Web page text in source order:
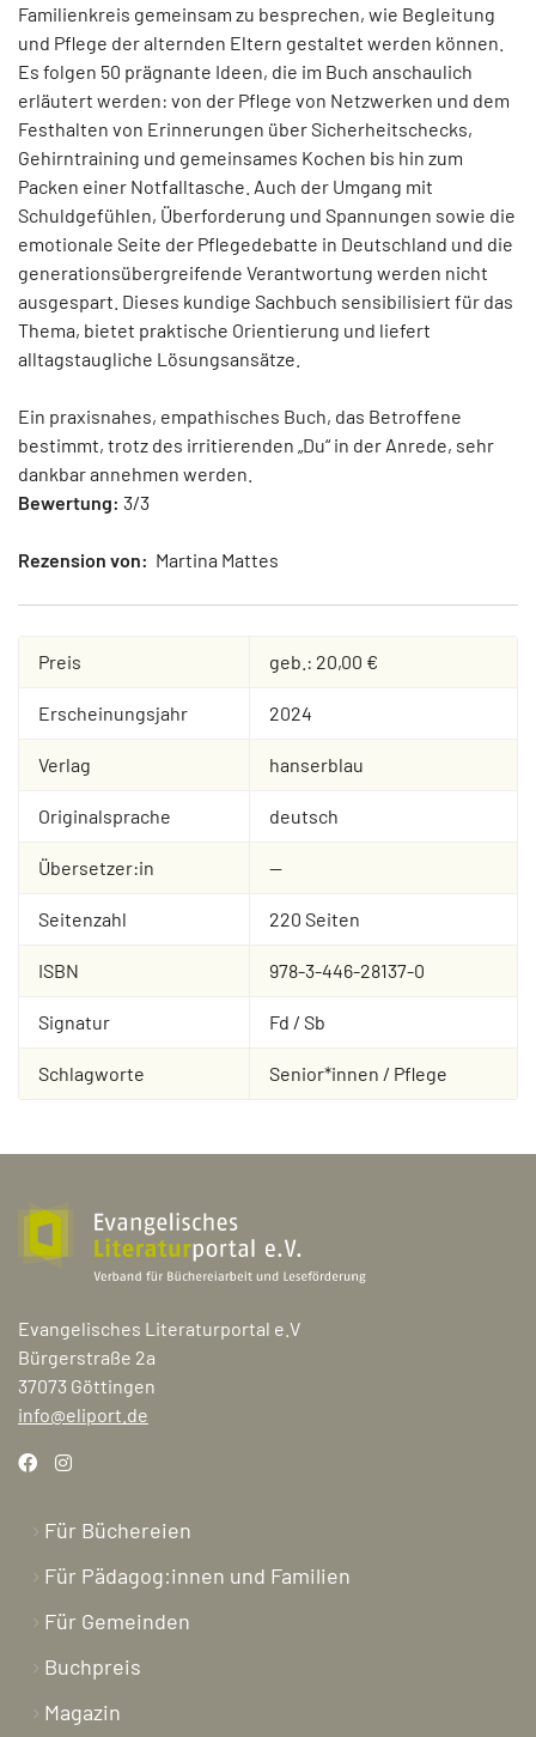
Familienkreis gemeinsam zu besprechen, wie Begleitung
und Pflege der alternden Eltern gestaltet werden können.
Es folgen 50 prägnante Ideen, die im Buch anschaulich
erläutert werden: von der Pflege von Netzwerken und dem
Festhalten von Erinnerungen über Sicherheitschecks,
Gehirntraining und gemeinsames Kochen bis hin zum
Packen einer Notfalltasche. Auch der Umgang mit
Schuldgefühlen, Überforderung und Spannungen sowie die
emotionale Seite der Pflegedebatte in Deutschland und die
generationsübergreifende Verantwortung werden nicht
ausgespart. Dieses kundige Sachbuch sensibilisiert für das
Thema, bietet praktische Orientierung und liefert
alltagstaugliche Lösungsansätze.
Ein praxisnahes, empathisches Buch, das Betroffene
bestimmt, trotz des irritierenden „Du“ in der Anrede, sehr
dankbar annehmen werden.
Bewertung: 3/3
Rezension von: Martina Mattes
Preis geb.: 20,00 €
Erscheinungsjahr 2024
Verlag hanserblau
Originalsprache deutsch
Übersetzer:in --
Seitenzahl 220 Seiten
ISBN 978-3-446-28137-0
Signatur Fd / Sb
Schlagworte Senior*innen / Pflege
Evangelisches Literaturportal e.V
Bürgerstraße 2a
37073 Göttingen
info@eliport.de
Für Büchereien
Für Pädagog:innen und Familien
Für Gemeinden
Buchpreis
Magazin